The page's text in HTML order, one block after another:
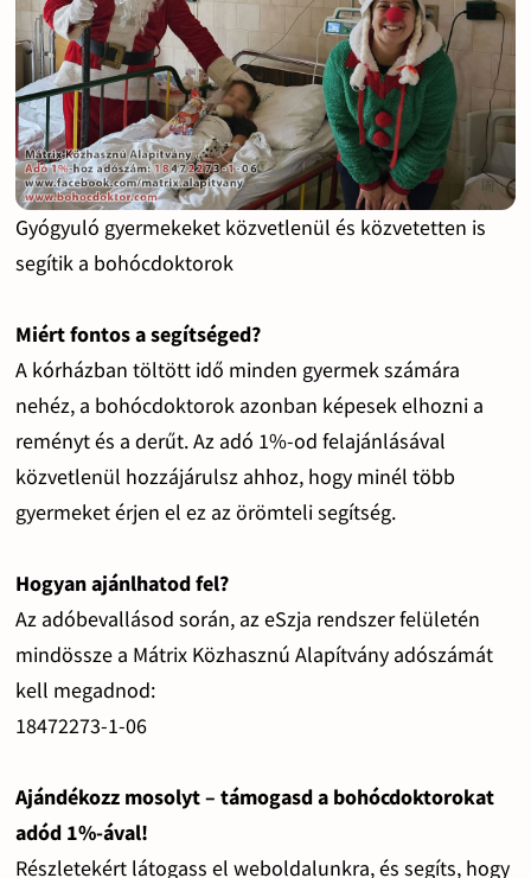
Gyógyuló gyermekeket közvetlenül és közvetetten is
segítik a bohócdoktorok
Miért fontos a segítséged?
A kórházban töltött idő minden gyermek számára
nehéz, a bohócdoktorok azonban képesek elhozni a
reményt és a derűt. Az adó 1%-od felajánlásával
közvetlenül hozzájárulsz ahhoz, hogy minél több
gyermeket érjen el ez az örömteli segítség.
Hogyan ajánlhatod fel?
Az adóbevallásod során, az eSzja rendszer felületén
mindössze a Mátrix Közhasznú Alapítvány adószámát
kell megadnod:
18472273-1-06
Ajándékozz mosolyt – támogasd a bohócdoktorokat
adód 1%-ával!
Részletekért látogass el weboldalunkra, és segíts, hogy